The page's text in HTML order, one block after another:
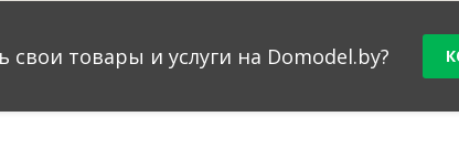
свои товары и услуги на Domodel.by?